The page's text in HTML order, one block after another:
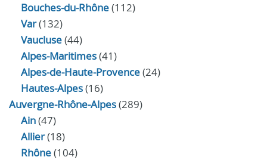
Bouches-du-Rhône(112)
Var(132)
Vaucluse(44)
Alpes-Maritimes(41)
Alpes-de-Haute-Provence(24)
Hautes-Alpes(16)
Auvergne-Rhône-Alpes(289)
Ain(47)
Allier(18)
Rhône(104)